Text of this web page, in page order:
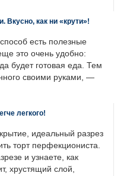
Вкусно, как ни «крути»!
есть полезные
это очень удобно:
будет готовая еда. Тем
своими руками, —
легкого!
идеальный разрез
торт перфекциониста.
и узнаете, как
хрустящий слой,